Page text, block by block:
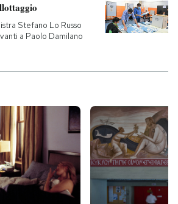
Stefano Lo Russo
a Paolo Damilano